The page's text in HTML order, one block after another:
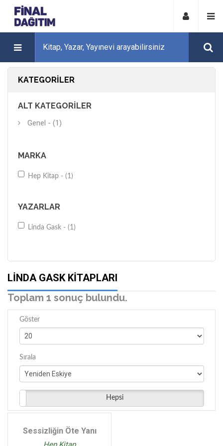
KATEGORILER
ALT KATEGORILER
Genel - (1)
MARKA
Hep Kitap - (1)
YAZARLAR
Linda Gask - (1)
LINDA GASK KITAPLARI
Toplam 1 sonuç bulundu.
Göster
Sırala
Hepsi
Sessizliğin Öte Yanı